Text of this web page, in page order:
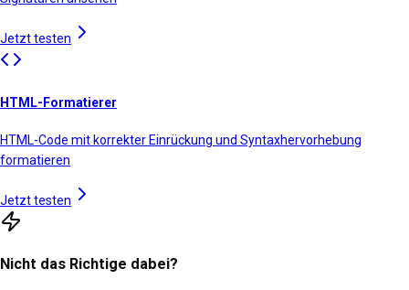
Jetzt testen
HTML-Formatierer
HTML-Code mit korrekter Einrückung und Syntaxhervorhebung
formatieren
Jetzt testen
Nicht das Richtige dabei?